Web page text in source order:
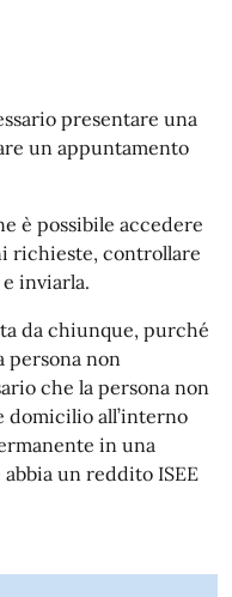
presentare una
un appuntamento
è possibile accedere
richieste, controllare
inviarla.
da chiunque, purché
persona non
che la persona non
domicilio all’interno
in una
un reddito ISEE